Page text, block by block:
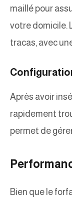
maillé pour
votre domicile.
tracas, avec
Après avoir
rapidement
permet de
Bien que le